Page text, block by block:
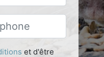
et d'être